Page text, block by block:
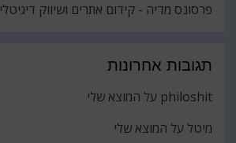
פרסונס מדיה - קידום אתרים ושיווק דיגיטלי
תגובות אחרונות
philoshit על המוצא שלי
מיטל על המוצא שלי